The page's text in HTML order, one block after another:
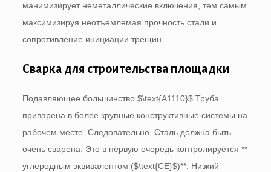
манимизирует неметаллические включения, тем самым
максимизируя неотъемлемая прочность стали и
сопротивление инициации трещин.
Сварка для строительства площадки
Подавляющее большинство $\text{A1110}$Труба
приварена в более крупные конструктивные системы на
рабочем месте. Следовательно, Сталь должна быть
очень сварена. Это в первую очередь контролируется **
углеродным эквивалентом ($\text{CE}$)**. Низкий